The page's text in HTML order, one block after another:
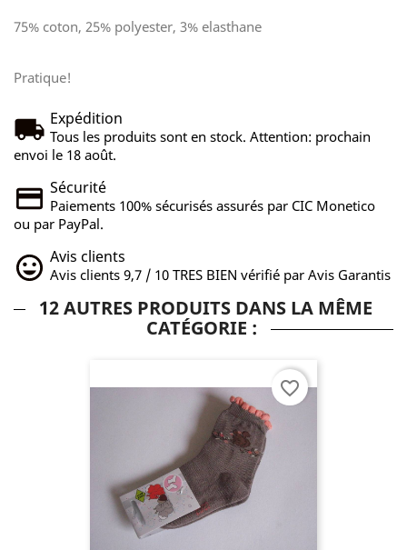
75% coton, 25% polyester, 3% elasthane
Pratique!
Expédition
Tous les produits sont en stock. Attention: prochain
envoi le 18 août.
Sécurité
Paiements 100% sécurisés assurés par CIC Monetico
ou par PayPal.
Avis clients
Avis clients 9,7 / 10 TRES BIEN vérifié par Avis Garantis
12 AUTRES PRODUITS DANS LA MÊME
CATÉGORIE :
favorite_border